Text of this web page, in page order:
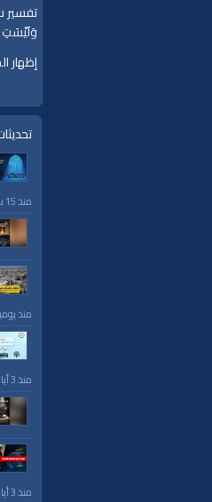
إظهار
تفسير
وَلَيْسَتِ
الشيخ
قناة
الفئات:
خطب
خطب
خطب
قنوات:
برامج
إسلام|
منذ 15 ساعة
منذ
منذ 3 أيام
منذ 3 أيام